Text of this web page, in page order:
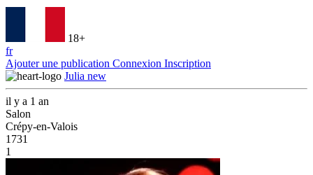
18+
fr
Ajouter une publication Connexion Inscription
Julia new
il y a 1 an
Salon
Crépy-en-Valois
1731
1